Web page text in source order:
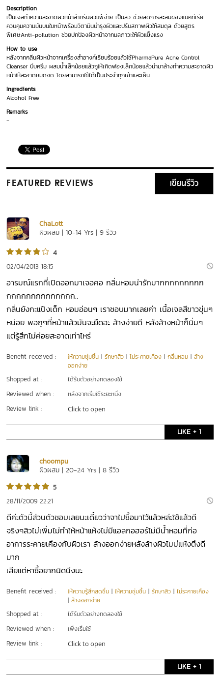
Description
เป็นเจลทำความสะอาดผิวหน้าสำหรับผิวแพ้ง่าย เป็นสิว ช่วยลดการสะสมของแบคทีเรีย
ควบคุมความมันบนใบหน้าพร้อมวิตามินบำรุงผิวและปรับสภาพผิวให้สมดุล ด้วยสูตร
พิเศษAnti-pollution ช่วยปกป้องผิวหน้าจากมลภาวะให้ผิวแข็งแรง
How to use
หลังจากคลีนผิวหน้าจากเครื่องสำอางค์เรียบร้อยแล้วใช้PharmaPure Acne Control
Cleanser บีบครีม ผสมน้ำเล็กน้อยแล้วถูให้เกิดฟองเล็กน้อยแล้วนำมาล้างทำความสะอาดผิว
หน้าให้สะอาดหมดจด โดยสามารถใช้ได้เป็นประจำทุกเช้าและเย็น
Ingredients
Alcohol Free
Remarks
-
FEATURED REVIEWS เขียนรีวิว
ChaLott
ผิวผสม | 10-14 Yrs | 9 รีวิว
4
02/04/2013 18:15
อารมณ์แรกที่เปิดออกมาเจอคอ กลิ่นหอมน่ารักมากกกกกกกกก
กกกกกกกกกกกกกก..
กลิ่นยังกะแป้งเด็ก หอมอ่อนๆ เราชอบมากเลยค่า เนื้อเจลสีขาวขุ่นๆ
หน่อย พอถูๆที่หน้าแล้วมันจะยืดอะ ล้างง่ายดี หลังล้างหน้าก็นิ่มๆ
แต่รู้สึกไม่ค่อยสะอาดเท่าไหร่
Benefit received : ให้ความชุ่มชื้น |รักษาสิว |ไม่ระคายเคือง |กลิ่นหอม |ล้าง
ออกง่าย
Shopped at : ได้รับตัวอย่างทดลองใช้
Reviewed when : หลังจากเริ่มใช้ระยะหนึ่ง
Review link : Click to open
LIKE + 1
choompu
ผิวผสม | 20-24 Yrs | 8 รีวิว
5
28/11/2009 22:21
ดีค่ะตัวนี้ส่วนตัวชอบเลยนะเดี๋ยวว่าจาไปซื้อมาไว้แล้วหล่ะใช้แล้วดี
จริงๆสิวไม่เพิ่มไม่ทำให้หน้าแห้งไม่มีแอลกอฮอร์ไม่มีน้ำหอมที่ก่อ
อาการระคายเคืองกับผิวเรา ล้างออกง่ายหลังล้างผิวไมม่แห้งตึงดี
มาก
เสียแต่หาซื้อยากนิดนึงนะ
Benefit received : ให้ความรู้สึกสดชื่น |ให้ความชุ่มชื้น |รักษาสิว |ไม่ระคายเคือง
|ล้างออกง่าย
Shopped at : ได้รับตัวอย่างทดลองใช้
Reviewed when : เพิ่งเริ่มใช้
Review link : Click to open
LIKE + 1